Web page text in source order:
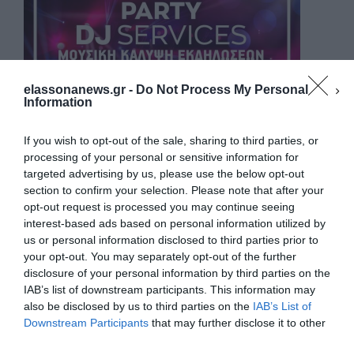
elassonanews.gr - Do Not Process My Personal
Information
If you wish to opt-out of the sale, sharing to third parties, or
processing of your personal or sensitive information for
targeted advertising by us, please use the below opt-out
section to confirm your selection. Please note that after your
opt-out request is processed you may continue seeing
interest-based ads based on personal information utilized by
us or personal information disclosed to third parties prior to
your opt-out. You may separately opt-out of the further
disclosure of your personal information by third parties on the
IAB’s list of downstream participants. This information may
also be disclosed by us to third parties on the IAB’s List of
Downstream Participants that may further disclose it to other
Διαχείριση Συγκατάθεσης
Για να παρέχουμε την καλύτερη εμπειρία, χρησιμοποιούμε τεχνολογίες όπως
cookies για την αποθήκευση ή/και την πρόσβαση σε πληροφορίες συσκευών.
Η συγκατάθεση για τις εν λόγω τεχνολογίες θα μας επιτρέψει να
επεξεργαστούμε δεδομένα προσωπικού χαρακτήρα, όπως συμπεριφορά